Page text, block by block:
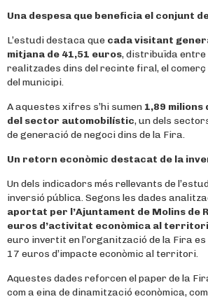
Una despesa que beneficia el conjunt
L’estudi destaca que cada visitant
mitjana de 41,51 euros, distribuïda entre
realitzades dins del recinte firal, el
del municipi.
A aquestes xifres s’hi sumen 1,89 milions
del sector automobilístic, un dels
de generació de negoci dins de la Fira.
Un retorn econòmic destacat de la
Un dels indicadors més rellevants de
inversió pública. Segons les dades
aportat per l’Ajuntament de Molins de
euros d’activitat econòmica al territori
euro invertit en l’organització de la Fira
17 euros d’impacte econòmic al territori.
Aquestes dades reforcen el paper de la
com a eina de dinamització econòmica,